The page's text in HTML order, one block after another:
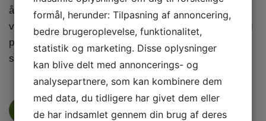
årets modtager sit navn indgraveret i vores historiske
vandrepokal. Det er et varigt bevis på deres indsats og
placerer dem for altid side om side med klubbens
største ildsjæle.
Se nyheder
formål, herunder: Tilpasning af annoncering,
bedre brugeroplevelse, funktionalitet,
statistik og marketing. Disse oplysninger
kan blive delt med annoncerings- og
analysepartnere, som kan kombinere dem
med data, du tidligere har givet dem eller
de har indsamlet gennem din brug af deres